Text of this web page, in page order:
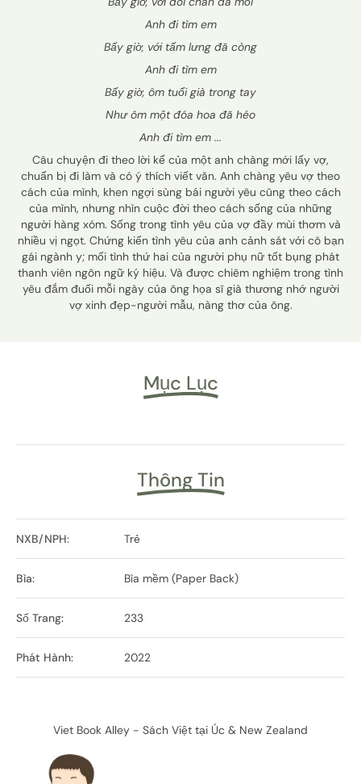
Anh đi tìm em
Bấy giờ, với tấm lưng đã còng
Anh đi tìm em
Bấy giờ, ôm tuổi già trong tay
Như ôm một đóa hoa đã héo
Anh đi tìm em ...
Câu chuyện đi theo lời kể của một anh chàng mới lấy vợ,
chuẩn bị đi làm và có ý thích viết văn. Anh chàng yêu vợ theo
cách của mình, khen ngợi sùng bái người yêu cũng theo cách
của mình, nhưng nhìn cuộc đời theo cách sống của những
người hàng xóm. Sống trong tình yêu của vợ đầy mùi thơm và
nhiều vị ngọt. Chứng kiến tình yêu của anh cảnh sát với cô bạn
gái ngành y; mối tình thứ hai của người phụ nữ tốt bụng phát
thanh viên ngôn ngữ ký hiệu. Và được chiêm nghiệm trong tình
yêu đắm đuối mỗi ngày của ông họa sĩ già thương nhớ người
vợ xinh đẹp-người mẫu, nàng thơ của ông.
Mục Lục
Thông Tin
NXB/NPH: Trẻ
Bìa: Bìa mềm (Paper Back)
Số Trang: 233
Phát Hành: 2022
Viet Book Alley - Sách Việt tại Úc & New Zealand